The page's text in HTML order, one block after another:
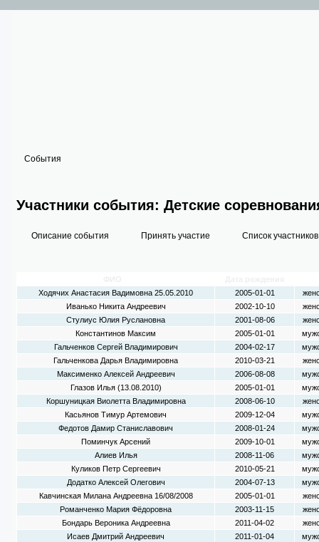
События
Участники события: Детские
Описание события Принять участие Список участников
Ходячих Анастасия Вадимовна 25.05.2010
2005-01-01
Иванько Никита Андреевич
2002-10-10
Стулиус Юлия Руслановна
2001-08-06
Константинов Максим
2005-01-01
Гальченков Сергей Владимирович
2004-02-17
Гальченкова Дарья Владимировна
2010-03-21
Максименко Алексей Андреевич
2006-08-08
Глазов Илья (13.08.2010)
2005-01-01
Коршуницкая Виолетта Владимировна
2008-06-10
Касьянов Тимур Артемович
2009-12-04
Федотов Дамир Станиславович
2008-01-24
Поминчук Арсений
2009-10-01
Алиев Илья
2008-11-06
Куликов Петр Сергеевич
2010-05-21
Додатко Алексей Олегович
2004-07-13
Кавчинская Милана Андреевна 16/08/2008
2005-01-01
Романченко Мария Фёдоровна
2003-11-15
Бондарь Вероника Андреевна
2011-04-02
Исаев Дмитрий Андреевич
2011-01-04